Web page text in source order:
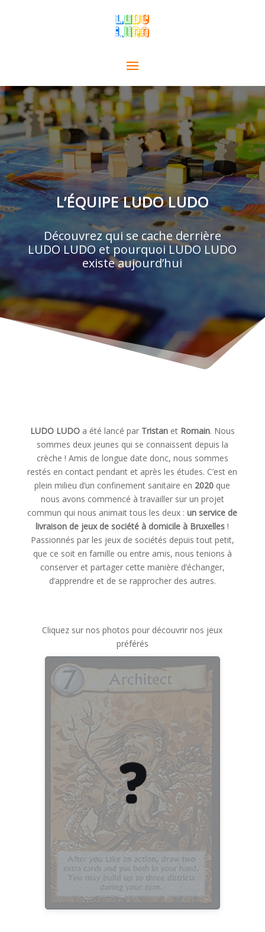
L’ÉQUIPE LUDO LUDO
Découvrez qui se cache derrière
LUDO LUDO et pourquoi LUDO LUDO
existe aujourd’hui
LUDO LUDOa été lancé par Tristanet Romain. Nous
sommes deux jeunes qui se connaissent depuis la
crèche ! Amis de longue date donc, nous sommes
restés en contact pendant et après les études. C’est en
plein milieu d’un confinement sanitaire en 2020 que
nous avons commencé à travailler sur un projet
commun qui nous animait tous les deux :un service de
livraison de jeux de société à domicile à Bruxelles !
Passionnés par les jeux de sociétés depuis tout petit,
que ce soit en famille ou entre amis, nous tenions à
conserver et partager cette manière d’échanger,
d’apprendre et de se rapprocher des autres.
Cliquez sur nos photos pour découvrir nos jeux
préférés
ROMAIN